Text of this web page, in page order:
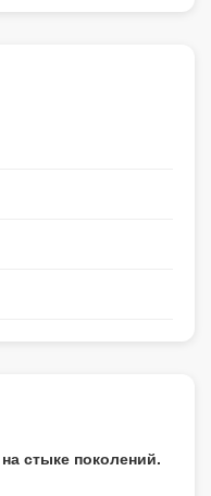
стыке поколений.